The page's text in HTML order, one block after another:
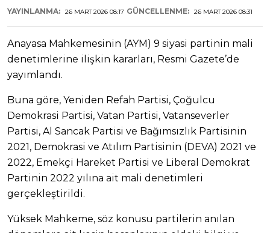
YAYINLANMA: 26 MART 2026 08:17 GÜNCELLENME: 26 MART 2026 08:31
Anayasa Mahkemesinin (AYM) 9 siyasi partinin mali
denetimlerine ilişkin kararları, Resmi Gazete’de
yayımlandı.
Buna göre, Yeniden Refah Partisi, Çoğulcu
Demokrasi Partisi, Vatan Partisi, Vatanseverler
Partisi, Al Sancak Partisi ve Bağımsızlık Partisinin
2021, Demokrasi ve Atılım Partisinin (DEVA) 2021 ve
2022, Emekçi Hareket Partisi ve Liberal Demokrat
Partinin 2022 yılına ait mali denetimleri
gerçekleştirildi.
Yüksek Mahkeme, söz konusu partilerin anılan